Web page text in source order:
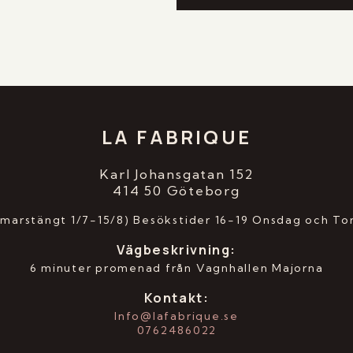
LA FABRIQUE
Karl Johansgatan 152
414 50 Göteborg
1/7-15/8) Besökstider 16-19 Onsdag och
Vägbeskrivning:
6 minuter promenad från Vagnhallen Majorna
Kontakt:
Info@lafabrique.se
0762486022